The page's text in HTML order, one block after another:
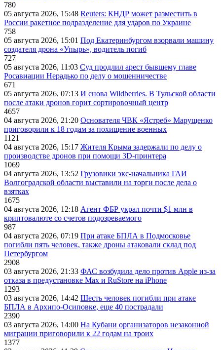
780
05 августа 2026, 15:48 Reuters: КНДР может разместить в
России ракетное подразделение для ударов по Украине
758
05 августа 2026, 15:01 Под Екатеринбургом взорвали машину
создателя дрона «Упырь», водитель погиб
727
05 августа 2026, 11:03 Суд продлил арест бывшему главе
Росавиации Нерадько по делу о мошенничестве
671
05 августа 2026, 07:13 И снова Wildberries. В Тульской области
после атаки дронов горит сортировочный центр
4657
04 августа 2026, 21:20 Основателя ЧВК «Ястреб» Марущенко
приговорили к 18 годам за похищение военных
1121
04 августа 2026, 15:17 Жителя Крыма задержали по делу о
производстве дронов при помощи 3D‑принтера
1069
04 августа 2026, 13:52 Грузовики экс-начальника ГАИ
Волгоградской области выставили на торги после дела о
взятках
1675
04 августа 2026, 12:18 Агент ФБР украл почти $1 млн в
криптовалюте со счетов подозреваемого
987
04 августа 2026, 07:19 При атаке БПЛА в Подмосковье
погибли пять человек, также дроны атаковали склад под
Петербургом
2908
03 августа 2026, 21:33 ФАС возбудила дело против Apple из-за
отказа в предустановке Max и RuStore на iPhone
1293
03 августа 2026, 14:42 Шесть человек погибли при атаке
БПЛА в Архипо-Осиповке, еще 40 пострадали
2390
03 августа 2026, 14:00 На Кубани организаторов незаконной
миграции приговорили к 22 годам на троих
1377